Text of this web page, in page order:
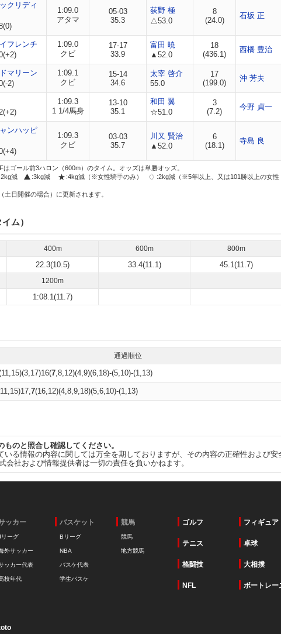
クリディ
1:09.0
アタマ
05-03
35.3
荻野 極
△53.0
8
(24.0)
石坂 正
フレンチ
1:09.0
クビ
17-17
33.9
富田 暁
▲52.0
18
(436.1)
西橋 豊治
マリーン
2)
1:09.1
クビ
15-14
34.6
太宰 啓介
55.0
17
(199.0)
沖 芳夫
1:09.3
1 1/4馬身
13-10
35.1
和田 翼
☆51.0
3
(7.2)
今野 貞一
ンハッピ
1:09.3
クビ
03-03
35.7
川又 賢治
▲52.0
6
(18.1)
寺島 良
ゴール前3ハロン（600m）のタイム。オッズは単勝オッズ。
:2kg減 :3kg減 :4kg減（※女性騎手のみ）
:2kg減（※5年以上、又は101勝以上の女性
日開催の場合）に更新されます。
ム）
400m 600m 800m
22.3(10.5) 33.4(11.1) 45.1(11.7)
1200m
1:08.1(11.7)
通過順位
7,8,12)(4,9)(6,18)-(5,10)-(1,13)
7(16,12)(4,8,9,18)(5,6,10)-(1,13)
ものと照合し確認してください。
る情報の内容に関しては万全を期しておりますが、その内容の正確性および
社および情報提供者は一切の責任を負いかねます。
ッカー
リーグ
外サッカー
ッカー代表
校年代
バスケット
Bリーグ
NBA
バスケ代表
学生バスケ
競馬
競馬
地方競馬
ゴルフ フィギュア
テニス 卓球
格闘技 大相撲
NFL ボートレー